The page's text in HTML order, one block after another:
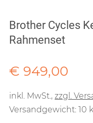
Brother Cycles
Rahmenset
€ 949,00
inkl. MwSt.,zzgl.
Versandgewicht: 10